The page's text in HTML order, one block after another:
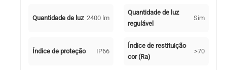
Quantidade de luz 2400 lm
Quantidade de luz
regulável
Sim
Índice de proteção IP66
Índice de restituição
cor (Ra)
>70